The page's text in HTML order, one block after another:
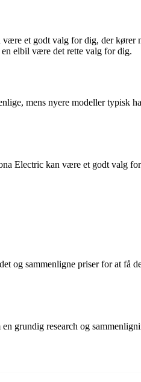
et godt valg for dig, der kører
elbil være det rette valg for dig.
mens nyere modeller typisk
Electric kan være et godt valg
og sammenligne priser for at få
grundig research og